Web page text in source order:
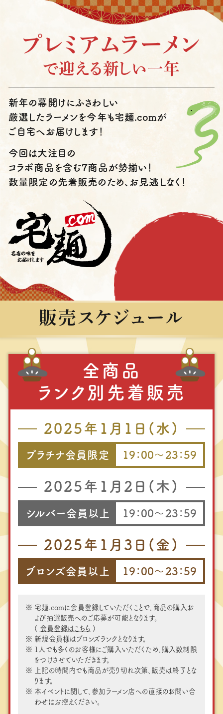
プレミアムラーメン
で迎える新しい⼀年
新年の幕開けにふさわしい
厳選したラーメンを今年も宅麺.comが
ご⾃宅へお届けします！
今回は⼤注⽬の
コラボ商品を含む7商品が勢揃い！
数量限定の先着販売のため、お⾒逃しなく！
販売スケジュール
全商品
ランク別先着販売
2025年1⽉1⽇(水)
プラチナ会員限定 19：00～23：59
2025年1⽉2⽇(木)
シルバー会員以上 19：00～23：59
2025年1⽉3⽇(金)
ブロンズ会員以上 19：00～23：59
宅麺.comに会員登録していただくことで、商品の購⼊お
よび抽選販売へのご応募が可能となります。
( 会員登録はこちら )
新規会員様はブロンズランクとなります。
1⼈でも多くのお客様にご購⼊いただくため、購入数制限
をつけさせていただきます。
上記の時間内でも商品が売り切れ次第、販売は終了とな
ります。
本イベントに関して、参加ラーメン店への直接のお問い合
わせはお控えください。